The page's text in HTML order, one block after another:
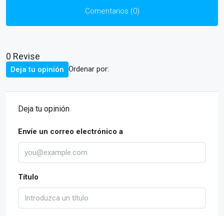
Comentarios (0)
0 Revise
Ordenar por:
Deja tu opinión
Deja tu opinión
Envíe un correo electrónico a
Título